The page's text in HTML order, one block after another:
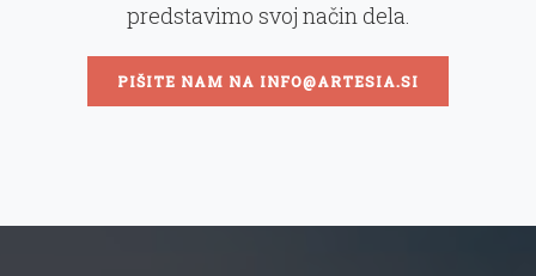
predstavimo svoj način dela.
PIŠITE NAM NA INFO@ARTESIA.SI